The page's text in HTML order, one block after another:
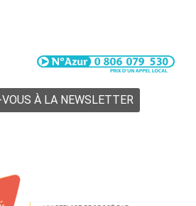
VOUS À LA NEWSLETTER